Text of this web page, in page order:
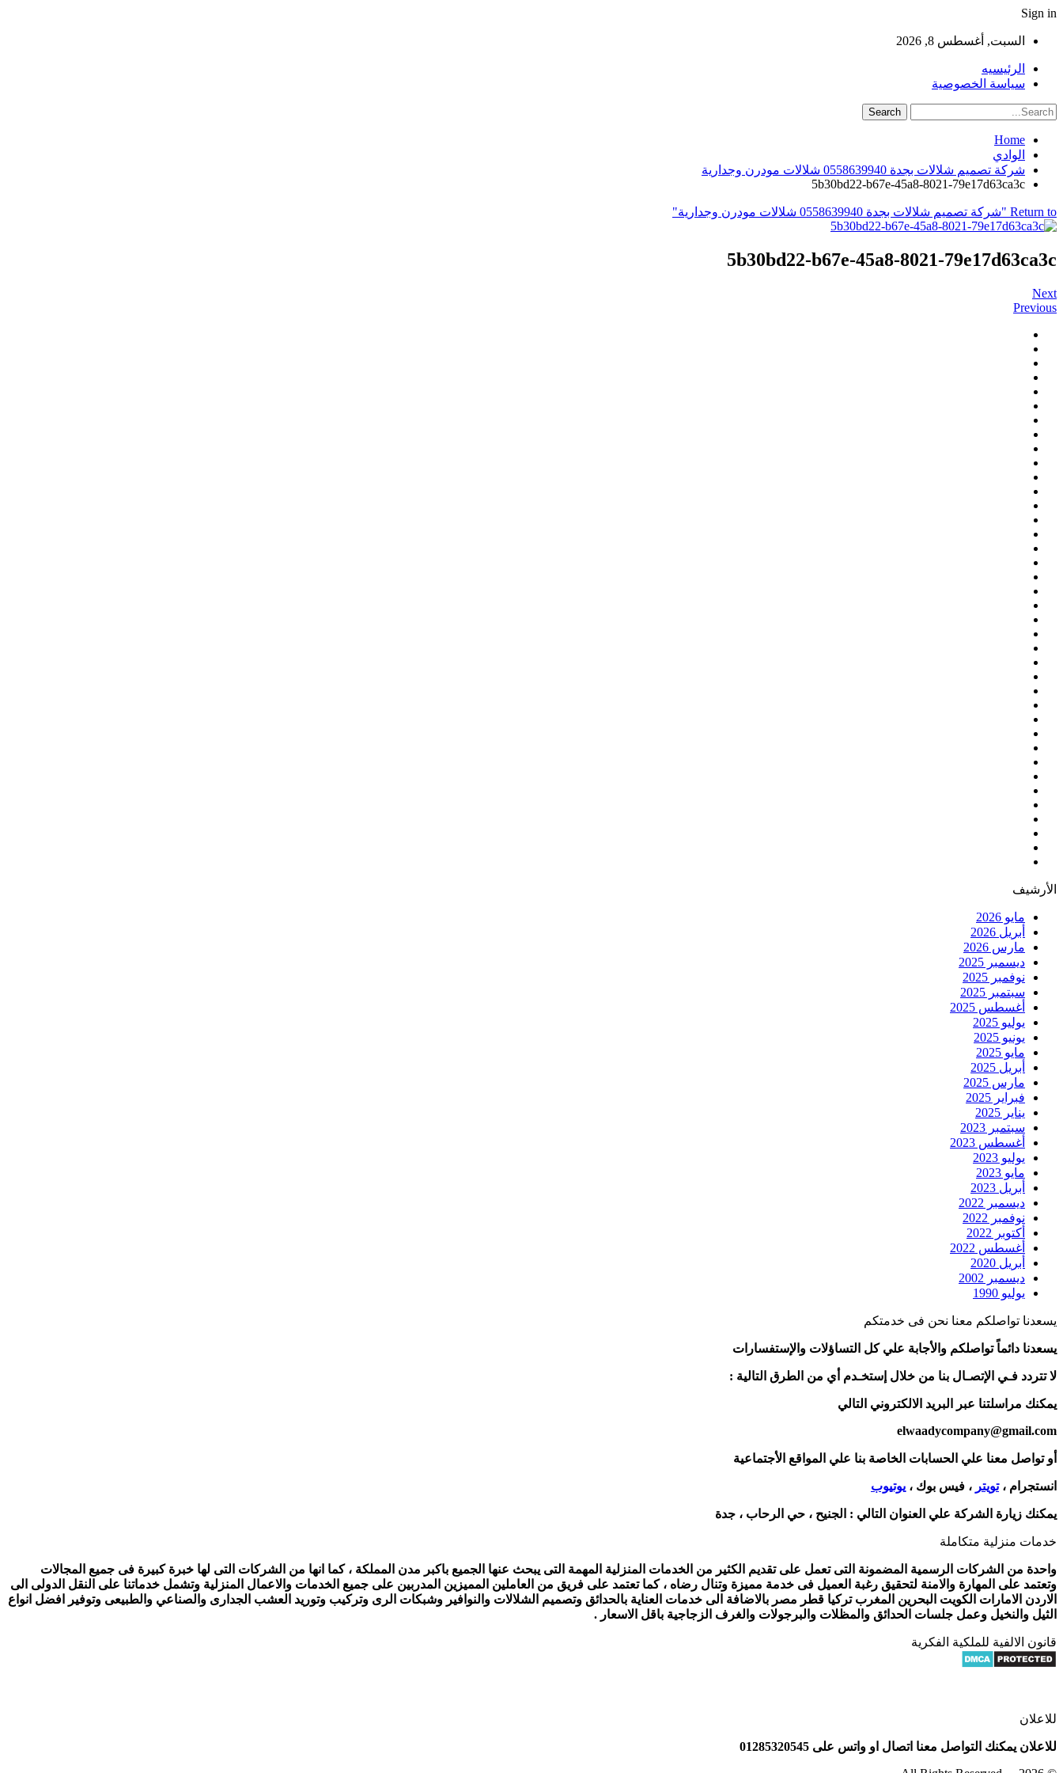
Sign in
السبت, أغسطس 8, 2026
الرئيسيه
سياسة الخصوصية
Home
الوادي
شركة تصميم شلالات بجدة 0558639940 شلالات مودرن وجدارية
5b30bd22-b67e-45a8-8021-79e17d63ca3c
Return to "شركة تصميم شلالات بجدة 0558639940 شلالات مودرن وجدارية"
5b30bd22-b67e-45a8-8021-79e17d63ca3c
Next
Previous
الأرشيف
مايو 2026
أبريل 2026
مارس 2026
ديسمبر 2025
نوفمبر 2025
سبتمبر 2025
أغسطس 2025
يوليو 2025
يونيو 2025
مايو 2025
أبريل 2025
مارس 2025
فبراير 2025
يناير 2025
سبتمبر 2023
أغسطس 2023
يوليو 2023
مايو 2023
أبريل 2023
ديسمبر 2022
نوفمبر 2022
أكتوبر 2022
أغسطس 2022
أبريل 2020
ديسمبر 2002
يوليو 1990
يسعدنا تواصلكم معنا نحن فى خدمتكم
يسعدنا دائماً تواصلكم والأجابة علي كل التساؤلات والإستفسارات
لا تتردد فـي الإتصـال بنا من خلال إستخـدم أي من الطرق التالية :
يمكنك مراسلتنا عبر البريد الالكتروني التالي
elwaadycompany@gmail.com
أو تواصل معنا علي الحسابات الخاصة بنا علي المواقع الأجتماعية
انستجرام ،تويتر ، فيس بوك ، يوتيوب
يمكنك زيارة الشركة علي العنوان التالي : الجنيح ، حي الرحاب ، جدة
خدمات منزلية متكاملة
واحدة من الشركات الرسمية المضمونة التى تعمل على تقديم الكثير من الخدمات المنزلية المهمة التى يبحث عنها الجميع باكبر مدن المملكة ، كما انها من الشركات التى لها خبرة كبيرة فى جميع المجالات
وتعتمد على المهارة والامنة لتحقيق رغبة العميل فى خدمة مميزة وتنال رضاه ، كما تعتمد على فريق من العاملين المميزين المدربين على جميع الخدمات والاعمال المنزلية وتشمل خدماتنا على النقل الدولى الى
الاردن الامارات الكويت البحرين المغرب تركيا قطر مصر بالاضافة الى خدمات العناية بالحدائق وتصميم الشلالات والنوافير وشبكات الرى وتركيب وتوريد العشب الجدارى والصناعي والطبيعى وتوفير افضل انواع
الثيل والنخيل وعمل جلسات الحدائق والمظلات والبرجولات والغرف الزجاجية باقل الاسعار .
قانون الالفية للملكية الفكرية
للاعلان
للاعلان يمكنك التواصل معنا اتصال او واتس على 01285320545